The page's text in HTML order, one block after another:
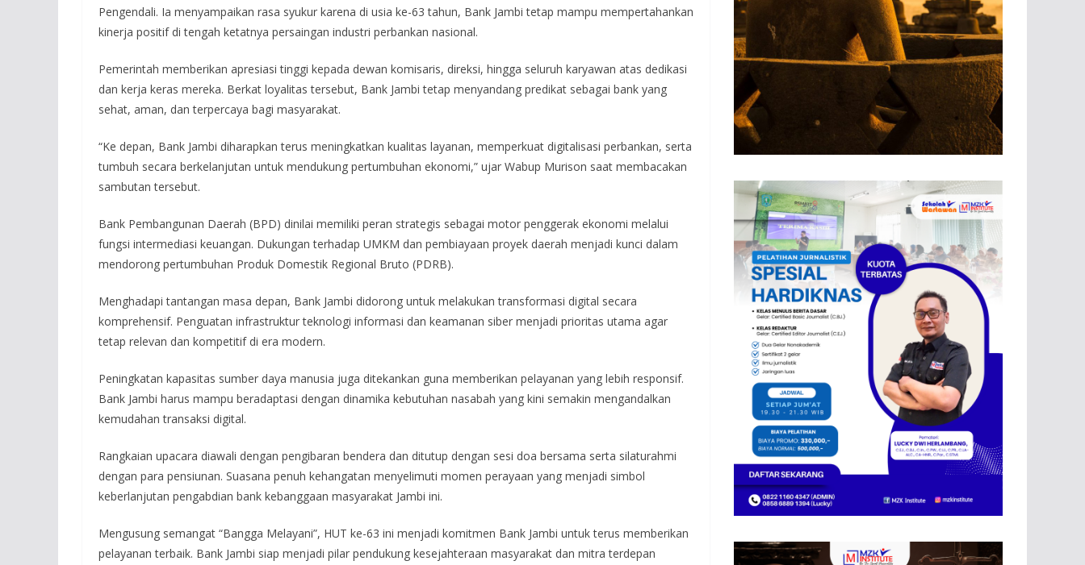
Pengendali. Ia menyampaikan rasa syukur karena di usia ke-63 tahun, Bank Jambi tetap mampu mempertahankan
kinerja positif di tengah ketatnya persaingan industri perbankan nasional.
Pemerintah memberikan apresiasi tinggi kepada dewan komisaris, direksi, hingga seluruh karyawan atas dedikasi
dan kerja keras mereka. Berkat loyalitas tersebut, Bank Jambi tetap menyandang predikat sebagai bank yang
sehat, aman, dan terpercaya bagi masyarakat.
“Ke depan, Bank Jambi diharapkan terus meningkatkan kualitas layanan, memperkuat digitalisasi perbankan, serta
tumbuh secara berkelanjutan untuk mendukung pertumbuhan ekonomi,” ujar Wabup Murison saat membacakan
sambutan tersebut.
Bank Pembangunan Daerah (BPD) dinilai memiliki peran strategis sebagai motor penggerak ekonomi melalui
fungsi intermediasi keuangan. Dukungan terhadap UMKM dan pembiayaan proyek daerah menjadi kunci dalam
mendorong pertumbuhan Produk Domestik Regional Bruto (PDRB).
Menghadapi tantangan masa depan, Bank Jambi didorong untuk melakukan transformasi digital secara
komprehensif. Penguatan infrastruktur teknologi informasi dan keamanan siber menjadi prioritas utama agar
tetap relevan dan kompetitif di era modern.
Peningkatan kapasitas sumber daya manusia juga ditekankan guna memberikan pelayanan yang lebih responsif.
Bank Jambi harus mampu beradaptasi dengan dinamika kebutuhan nasabah yang kini semakin mengandalkan
kemudahan transaksi digital.
Rangkaian upacara diawali dengan pengibaran bendera dan ditutup dengan sesi doa bersama serta silaturahmi
dengan para pensiunan. Suasana penuh kehangatan menyelimuti momen perayaan yang menjadi simbol
keberlanjutan pengabdian bank kebanggaan masyarakat Jambi ini.
Mengusung semangat “Bangga Melayani”, HUT ke-63 ini menjadi komitmen Bank Jambi untuk terus memberikan
pelayanan terbaik. Bank Jambi siap menjadi pilar pendukung kesejahteraan masyarakat dan mitra terdepan